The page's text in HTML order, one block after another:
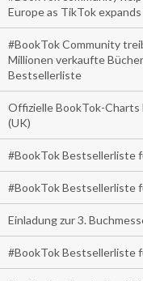
Europe as TikTok
#BookTok Community
Millionen verkaufte
Bestsellerliste
Offizielle BookTok-Charts
(UK)
#BookTok Bestsellerliste
#BookTok Bestsellerliste
Einladung zur 3.
#BookTok Bestsellerliste